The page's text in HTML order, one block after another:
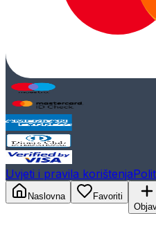
Uvjeti i pravila korištenja
Naslovna
Favoriti